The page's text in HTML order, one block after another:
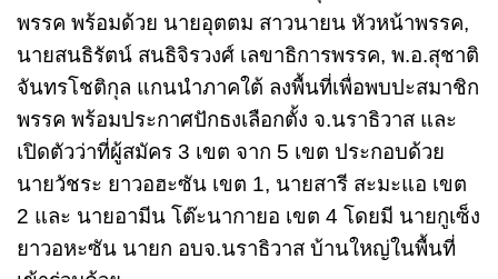
พรรค พร้อมด้วย นายอุตตม สาวนายน หัวหน้าพรรค,
นายสนธิรัตน์ สนธิจิรวงศ์ เลขาธิการพรรค, พ.อ.สุชาติ
จันทรโชติกุล แกนนำภาคใต้ ลงพื้นที่เพื่อพบปะสมาชิก
พรรค พร้อมประกาศปักธงเลือกตั้ง จ.นราธิวาส และ
เปิดตัวว่าที่ผู้สมัคร 3 เขต จาก 5 เขต ประกอบด้วย
นายวัชระ ยาวอฮะซัน เขต 1, นายสารี สะมะแอ เขต
2 และ นายอามีน โต๊ะนากายอ เขต 4 โดยมี นายกูเซ็ง
ยาวอหะซัน นายก อบจ.นราธิวาส บ้านใหญ่ในพื้นที่